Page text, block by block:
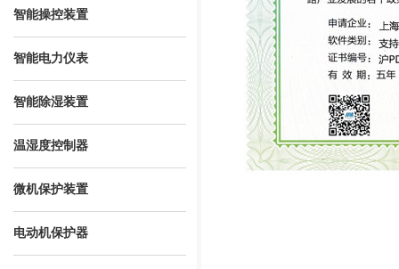
智能操控装置
智能电力仪表
智能除湿装置
温湿度控制器
微机保护装置
电动机保护器